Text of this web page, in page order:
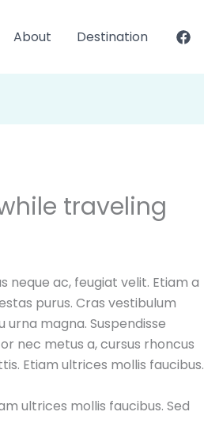
About Destination
traveling
ac, feugiat velit. Etiam a
purus. Cras vestibulum
magna. Suspendisse
nec metus a, cursus rhoncus
Etiam ultrices mollis faucibus.
ultrices mollis faucibus. Sed